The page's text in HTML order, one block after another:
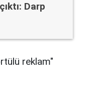
Darp
reklam"